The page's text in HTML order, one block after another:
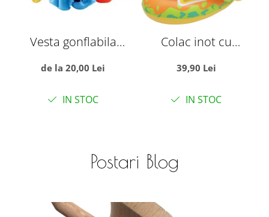
Vesta gonflabila
camere de aer, S
de la 20,00 Lei
IN STOC
Colac inot cu
Dinozaurul galben
39,90 Lei
IN STOC
Postari Blog